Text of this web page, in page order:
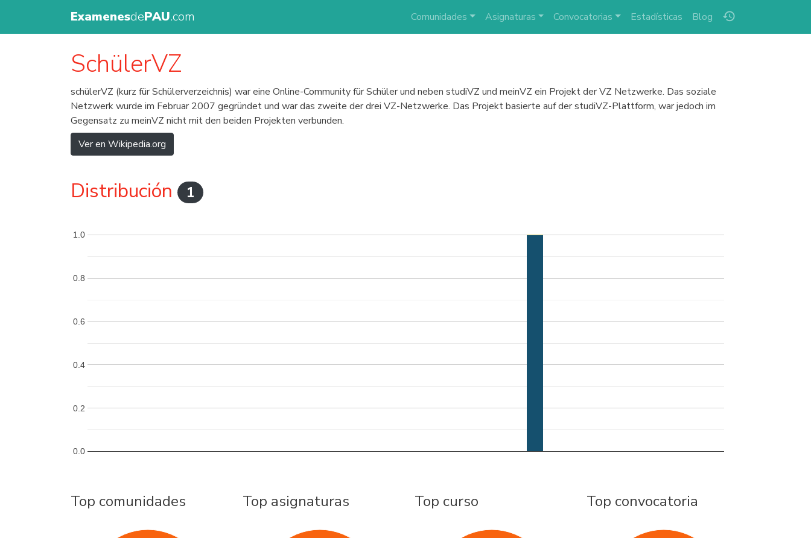
ExamenesdePAU.com history
Comunidades Asignaturas Convocatorias Estadísticas Blog
SchülerVZ
schülerVZ (kurz für Schülerverzeichnis) war eine Online-Community für Schüler und neben studiVZ und meinVZ ein Projekt der VZ Netzwerke. Das soziale
Netzwerk wurde im Februar 2007 gegründet und war das zweite der drei VZ-Netzwerke. Das Projekt basierte auf der studiVZ-Plattform, war jedoch im
Gegensatz zu meinVZ nicht mit den beiden Projekten verbunden.
Ver en Wikipedia.org
Distribución 1
0.0
0.2
0.4
0.6
0.8
1.0
Top comunidades Top asignaturas Top curso Top convocatoria